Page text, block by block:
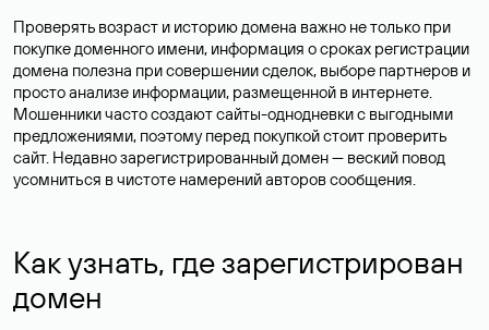
Проверять возраст и историю домена важно не только при
покупке доменного имени, информация о сроках регистрации
домена полезна при совершении сделок, выборе партнеров и
просто анализе информации, размещенной в интернете.
Мошенники часто создают сайты-однодневки с выгодными
предложениями, поэтому перед покупкой стоит проверить
сайт. Недавно зарегистрированный домен — веский повод
усомниться в чистоте намерений авторов сообщения.
Как узнать, где зарегистрирован
домен